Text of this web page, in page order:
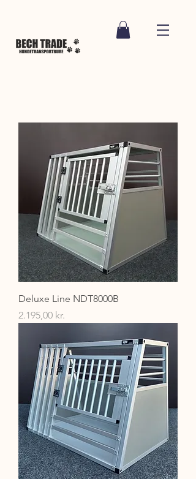
Deluxe Line NDT8000B
Pris
2.195,00 kr.